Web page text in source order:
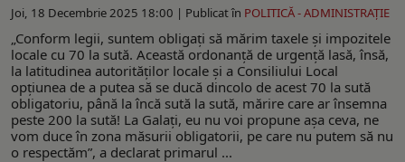
Joi, 18 Decembrie 2025 18:00 | Publicat în POLITICĂ - ADMINISTRAŢIE
„Conform legii, suntem obligați să mărim taxele și impozitele
locale cu 70 la sută. Această ordonanță de urgență lasă, însă,
la latitudinea autorităților locale și a Consiliului Local
opțiunea de a putea să se ducă dincolo de acest 70 la sută
obligatoriu, până la încă sută la sută, mărire care ar însemna
peste 200 la sută! La Galați, eu nu voi propune așa ceva, ne
vom duce în zona măsurii obligatorii, pe care nu putem să nu
o respectăm”, a declarat primarul ...